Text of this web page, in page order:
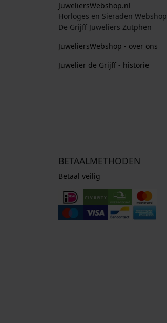
JuweliersWebshop.nl
Horloges en Sieraden Webshop
De Grijff Juweliers Zutphen
JuweliersWebshop - over ons
Juwelier de Grijff - historie
BETAALMETHODEN
Betaal veilig